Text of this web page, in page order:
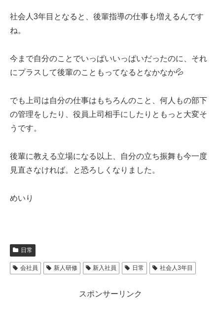
社会人3年目となると、後輩指導の仕事も増えるんです
ね。
今まで自分のことでいっぱいいっぱいだったのに、それ
にプラスして後輩のこともってなるとなかなか💦
でも上司は自分の仕事はもちろんのこと、何人もの部下
の管理をしたり、役員上司相手にしたりともっと大変そ
うです。
後輩に教える立場になる以上、自分の立ち振舞も今一度
見直さなければ。と恐ろしくなりました。
めいり
日常
会社員 新人研修 新入社員 日常 社会人3年目
スポンサーリンク